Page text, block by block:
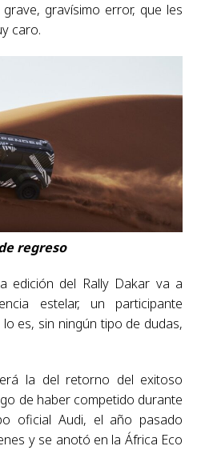
gravísimo error, que les
caro.
regreso
edición del Rally Dakar va a
estelar, un participante
es, sin ningún tipo de dudas,
la del retorno del exitoso
de haber competido durante
oficial Audi, el año pasado
y se anotó en la África Eco